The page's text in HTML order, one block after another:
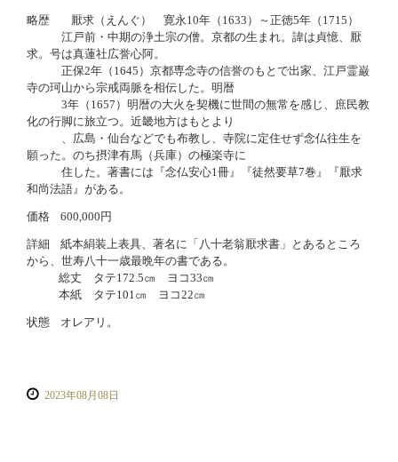
略歴
厭求（えんぐ） 寛永10年（1633）～正徳5年（1715）
江戸前・中期の浄土宗の僧。京都の生まれ。諱は貞憶、厭
求。号は真蓮社広誉心阿。
正保2年（1645）京都専念寺の信誉のもとで出家、江戸霊巌
寺の珂山から宗戒両脈を相伝した。明暦
3年（1657）明暦の大火を契機に世間の無常を感じ、庶民教
化の行脚に旅立つ。近畿地方はもとより
、広島・仙台などでも布教し、寺院に定住せず念仏往生を
願った。のち摂津有馬（兵庫）の極楽寺に
住した。著書には『念仏安心1冊』『徒然要草7巻』『厭求
和尚法語』がある。
価格 600,000円
詳細
紙本絹装上表具、著名に「八十老翁厭求書」とあるところ
から、世寿八十一歳最晩年の書である。
総丈 タテ172.5㎝ ヨコ33㎝
本紙 タテ101㎝ ヨコ22㎝
状態 オレアリ。
2023年08月08日